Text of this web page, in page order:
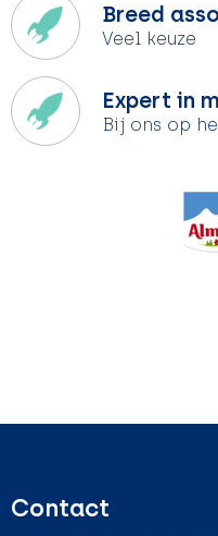
Breed
Veel keuze
Expert in
Bij ons op
Contact